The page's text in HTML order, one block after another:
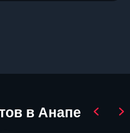
в Анапе